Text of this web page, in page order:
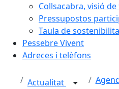
Collsacabra, visió
Pressupostos
Taula de
Pessebre Vivent
Adreces i telèfons
Actualitat